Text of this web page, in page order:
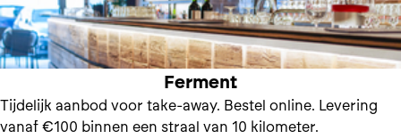
Ferment
Tijdelijk aanbod voor take-away. Bestel online. Levering
vanaf €100 binnen een straal van 10 kilometer.